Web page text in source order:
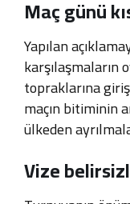
Maç günü
Yapılan
karşılaşmaların
topraklarına
maçın bitiminin
ülkeden
Vize